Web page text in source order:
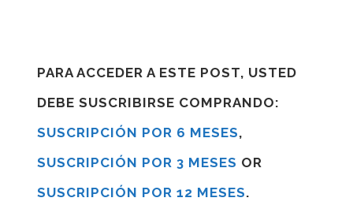
PARA ACCEDER A ESTE POST, USTED
DEBE SUSCRIBIRSE COMPRANDO:
SUSCRIPCIÓN POR 6 MESES,
SUSCRIPCIÓN POR 3 MESES OR
SUSCRIPCIÓN POR 12 MESES.